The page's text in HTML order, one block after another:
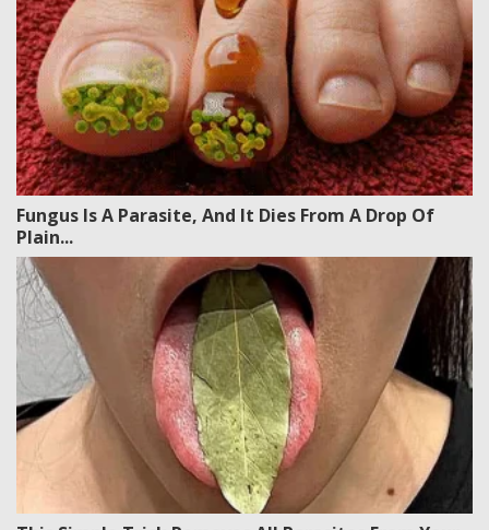
Fungus Is A Parasite, And It Dies From A Drop Of
Plain...